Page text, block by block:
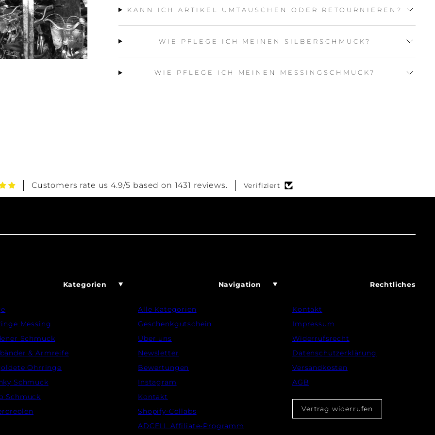
KANN ICH ARTIKEL UMTAUSCHEN ODER RETOURNIEREN?
WIE PFLEGE ICH MEINEN SILBERSCHMUCK?
WIE PFLEGE ICH MEINEN MESSINGSCHMUCK?
Customers rate us 4.9/5 based on 1431 reviews. Verifiziert
Kategorien
Messing
Schmuck
& Armreife
Ohrringe
Schmuck
Schmuck
Navigation
Alle Kategorien
Geschenkgutschein
Über uns
Newsletter
Bewertungen
Instagram
Kontakt
Shopify-Collabs
ADCELL Affiliate-Programm
Rechtliches
Kontakt
Impressum
Widerrufsrecht
Datenschutzerklärung
Versandkosten
AGB
Vertrag widerrufen